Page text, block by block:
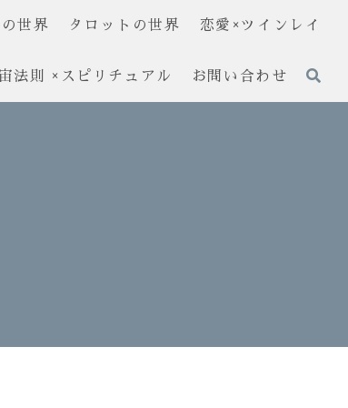
世界 タロットの世界 恋愛×ツインレイ
法則 ×スピリチュアル お問い合わせ